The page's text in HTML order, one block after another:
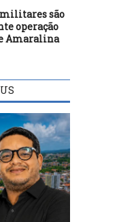
são
operação
Amaralina